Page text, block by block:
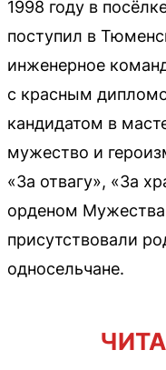
1998 году в
поступил в
инженерное
с красным
кандидатом в
мужество и
«За отвагу», «За
орденом
присутствовали
односельчане.